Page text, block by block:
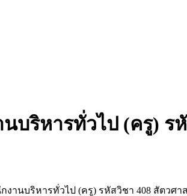
บริหารทั่วไป (ครู) ร
านบริหารทั่วไป (ครู) รหัสวิชา 408 สัตวศ